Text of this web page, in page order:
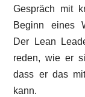
Gespräch mit
Beginn eines
Der Lean
reden, wie er
dass er das
kann.